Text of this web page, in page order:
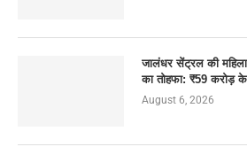
जालंधर सेंट्रल की
का तोहफा: ₹59 करोड़ के
August 6, 2026